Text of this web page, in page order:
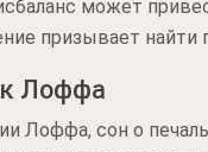
может
призывает найти
Лоффа
Лоффа, сон о